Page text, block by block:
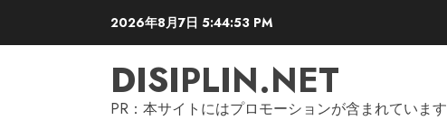
2026年8月7日 5:44:54 PM
DISIPLIN.NET
PR：本サイトにはプロモーションが含まれています